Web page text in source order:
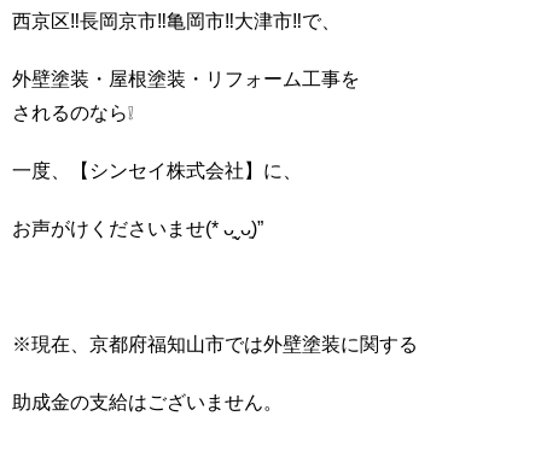
西京区‼長岡京市‼️亀岡市‼️大津市‼️で、
外壁塗装・屋根塗装・リフォーム工事を
されるのなら❕
一度、【シンセイ株式会社】に、
お声がけくださいませ(* ᴗ͈ˬᴗ͈)”
※現在、京都府福知山市では外壁塗装に関する
助成金の支給はございません。